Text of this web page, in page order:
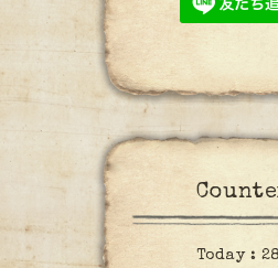
Today :